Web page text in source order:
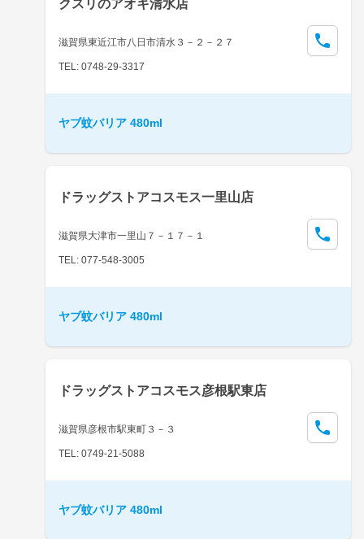
クスリのアオキ清水店
滋賀県東近江市八日市清水３－２－２７
TEL: 0748-29-3317
ヤブ蚊バリア 480ml
ドラッグストアコスモス一里山店
滋賀県大津市一里山７－１７－１
TEL: 077-548-3005
ヤブ蚊バリア 480ml
ドラッグストアコスモス彦根駅東店
滋賀県彦根市駅東町３－３
TEL: 0749-21-5088
ヤブ蚊バリア 480ml